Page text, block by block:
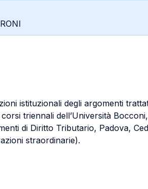
istituzionali degli argomenti
triennali dell’Università
di Diritto Tributario, Padova,
straordinarie).